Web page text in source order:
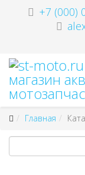
+7 (000)
Главная